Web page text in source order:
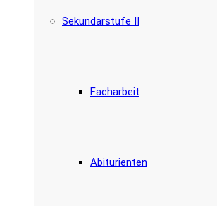
Sekundarstufe II
Facharbeit
Abiturienten